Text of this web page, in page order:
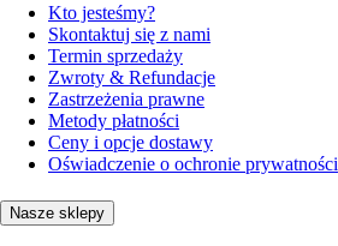
Kto jesteśmy?
Skontaktuj się z nami
Termin sprzedaży
Zwroty & Refundacje
Zastrzeżenia prawne
Metody płatności
Ceny i opcje dostawy
Oświadczenie o ochronie prywatności
Nasze sklepy